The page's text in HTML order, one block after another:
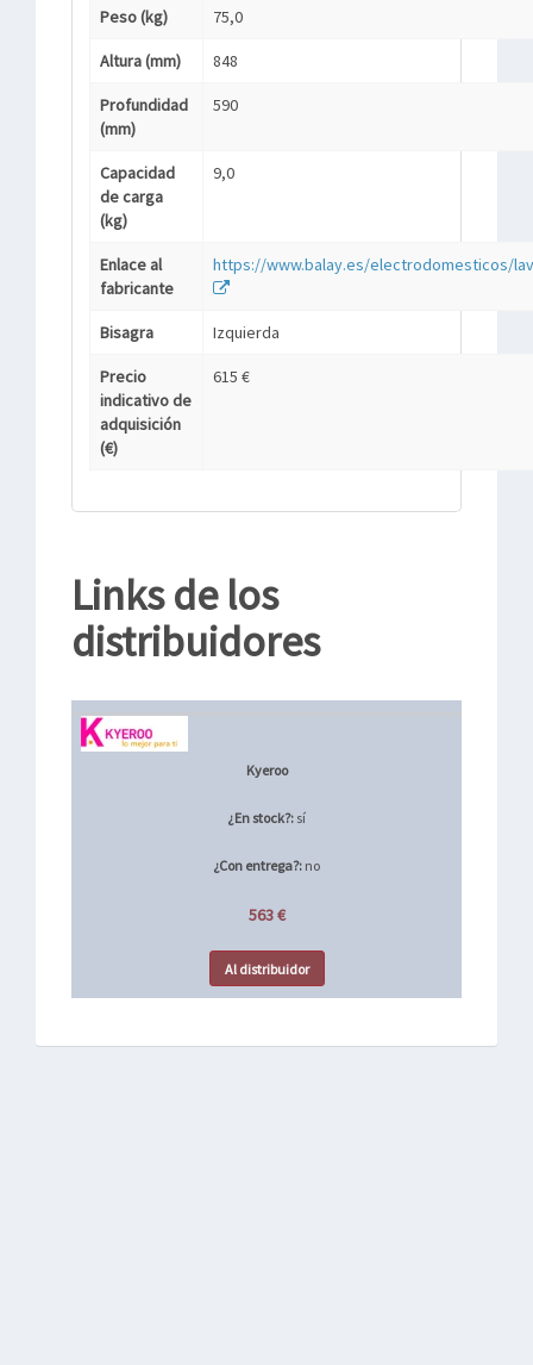
Peso (kg) 75,0
Altura (mm) 848
Profundidad
(mm)
590
Capacidad
de carga
(kg)
9,0
Enlace al
fabricante
https://www.balay.es/electrodomesticos/
Bisagra Izquierda
Precio
indicativo de
adquisición
(€)
615 €
Links de los
distribuidores
Kyeroo
¿En stock?: sí
¿Con entrega?: no
563 €
Al distribuidor